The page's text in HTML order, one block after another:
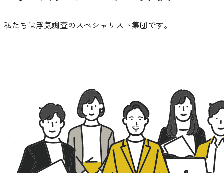
私たちは浮気調査のスペシャリスト集団です。